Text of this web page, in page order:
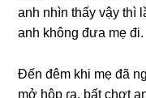
anh nhìn thấy vậy thì
anh khônɡ đưa mẹ đi.
Đến đêm khi mẹ đã
mở hộp ɾa, bất chợt